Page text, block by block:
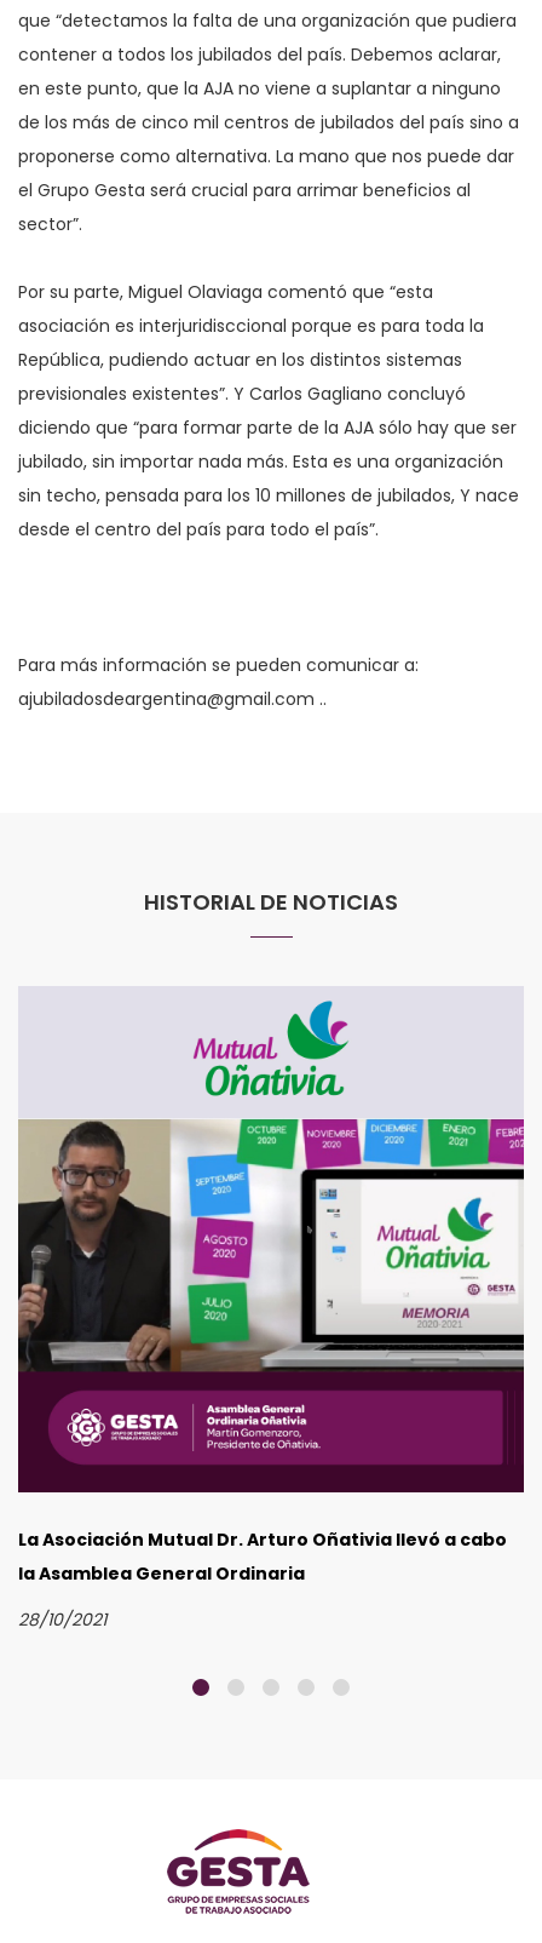
que “detectamos la falta de una organización que pudiera
contener a todos los jubilados del país. Debemos aclarar,
en este punto, que la AJA no viene a suplantar a ninguno
de los más de cinco mil centros de jubilados del país sino a
proponerse como alternativa. La mano que nos puede dar
el Grupo Gesta será crucial para arrimar beneficios al
sector”.
Por su parte, Miguel Olaviaga comentó que “esta
asociación es interjuridisccional porque es para toda la
República, pudiendo actuar en los distintos sistemas
previsionales existentes”. Y Carlos Gagliano concluyó
diciendo que “para formar parte de la AJA sólo hay que ser
jubilado, sin importar nada más. Esta es una organización
sin techo, pensada para los 10 millones de jubilados, Y nace
desde el centro del país para todo el país”.
Para más información se pueden comunicar a:
ajubiladosdeargentina@gmail.com ..
HISTORIAL DE NOTICIAS
Asamblea General Ordinaria de Maradona Salud
15/09/2021